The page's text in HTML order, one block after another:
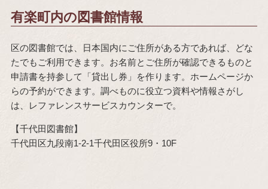
有楽町内の図書館情報
区の図書館では、日本国内にご住所がある方であれば、どな
たでもご利用できます。お名前とご住所が確認できるものと
申請書を持参して「貸出し券」を作ります。ホームページか
らの予約ができます。調べものに役立つ資料や情報さがし
は、レファレンスサービスカウンターで。
【千代田図書館】
千代田区九段南1-2-1千代田区役所9・10F